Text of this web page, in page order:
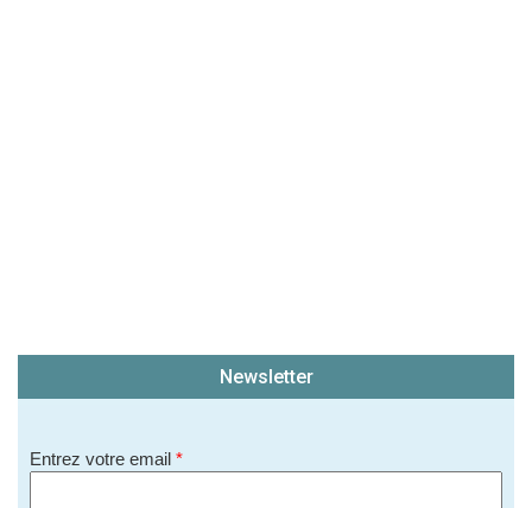
Newsletter
Entrez votre email *